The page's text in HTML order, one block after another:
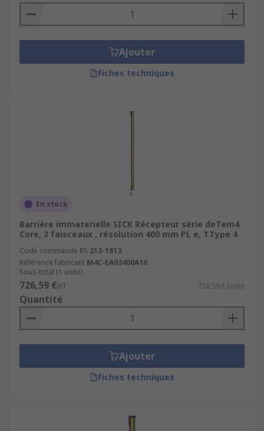
Ajouter
Fiches techniques
En stock
Barrière immaterielle SICK Récepteur série deTem4
Core, 3 faisceaux , résolution 400 mm PL e, TType 4
Code commande RS 213-1813
Référence fabricant M4C-EA03400A10
Sous-total (1 unité)
726,59 €HT 726,59 €/unité
Quantité
Ajouter
Fiches techniques